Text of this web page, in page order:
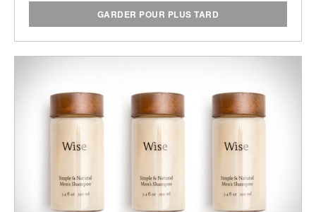
GARDER POUR PLUS TARD